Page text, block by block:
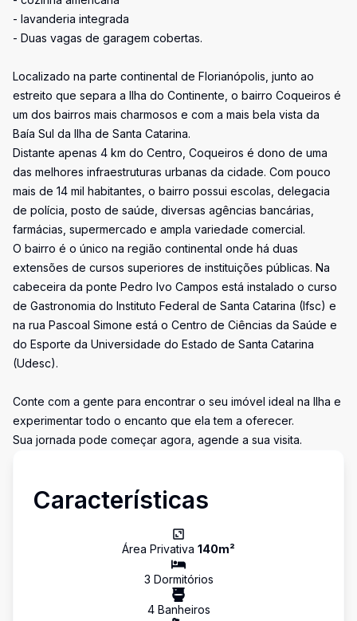
- lavanderia integrada
- Duas vagas de garagem cobertas.
Localizado na parte continental de Florianópolis, junto ao
estreito que separa a Ilha do Continente, o bairro Coqueiros é
um dos bairros mais charmosos e com a mais bela vista da
Baía Sul da Ilha de Santa Catarina.
Distante apenas 4 km do Centro, Coqueiros é dono de uma
das melhores infraestruturas urbanas da cidade. Com pouco
mais de 14 mil habitantes, o bairro possui escolas, delegacia
de polícia, posto de saúde, diversas agências bancárias,
farmácias, supermercado e ampla variedade comercial.
O bairro é o único na região continental onde há duas
extensões de cursos superiores de instituições públicas. Na
cabeceira da ponte Pedro Ivo Campos está instalado o curso
de Gastronomia do Instituto Federal de Santa Catarina (Ifsc) e
na rua Pascoal Simone está o Centro de Ciências da Saúde e
do Esporte da Universidade do Estado de Santa Catarina
(Udesc).
Conte com a gente para encontrar o seu imóvel ideal na Ilha e
experimentar todo o encanto que ela tem a oferecer.
Sua jornada pode começar agora, agende a sua visita.
Características
Área Privativa 140m²
3 Dormitórios
4Banheiros